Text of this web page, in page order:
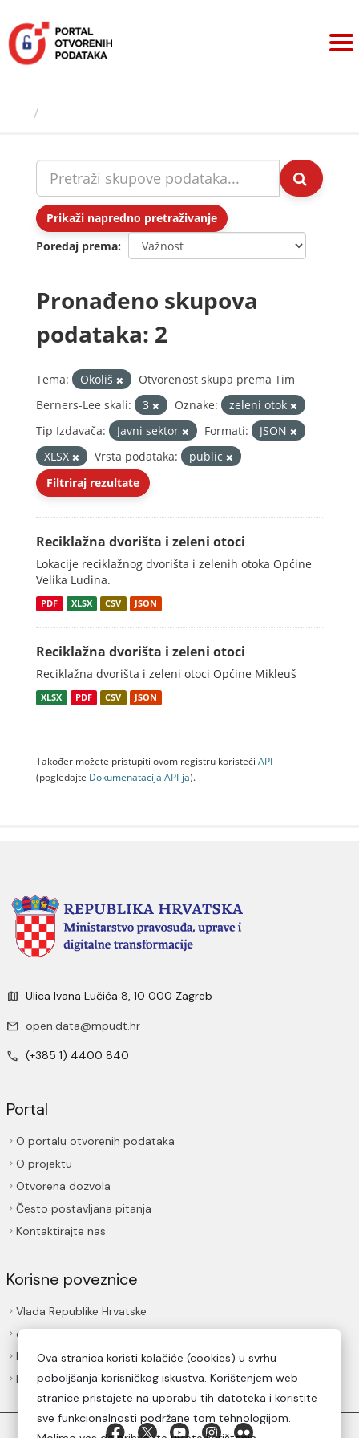
sadržaj
Prikaži napredno pretraživanje
Poredaj prema
Pronađeno skupova
podataka: 2
Tema: Okoliš
Otvorenost skupa prema Tim
Berners-Lee skali:
3 Oznake:
zeleni otok
Tip Izdavača:
Javni sektor Formati:
JSON
XLSX
Vrsta podataka:
public
Filtriraj rezultate
Reciklažna dvorišta i zeleni otoci
Lokacije reciklažnog dvorišta i zelenih otoka Općine
Velika Ludina.
PDF XLSX CSV JSON
Reciklažna dvorišta i zeleni otoci
Reciklažna dvorišta i zeleni otoci Općine Mikleuš
XLSX PDF CSV JSON
Također možete pristupiti ovom registru koristeći API
(pogledajte Dokumenаtаcijа API-jа).